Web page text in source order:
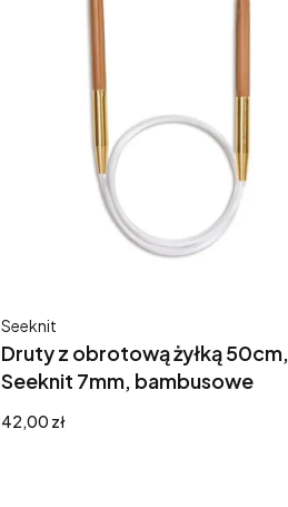
Druty z obrotową żyłką 50cm,
Seeknit 7mm, bambusowe
Producent
Seeknit
Cena
42,00 zł